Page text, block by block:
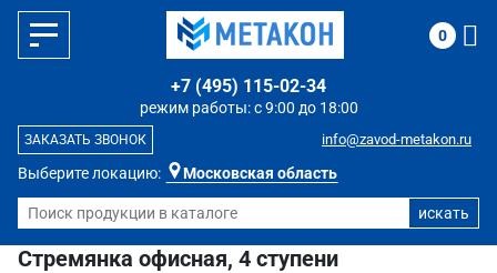
Выберите локацию: Московская область
режим работы: с 9:00 до 18:00
+7 (495) 115-02-34
info@zavod-metakon.ru
ЗАКАЗАТЬ ЗВОНОК
0
Стремянка офисная, 4 ступени